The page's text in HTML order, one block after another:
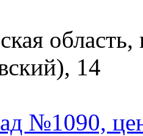
14
№1090,